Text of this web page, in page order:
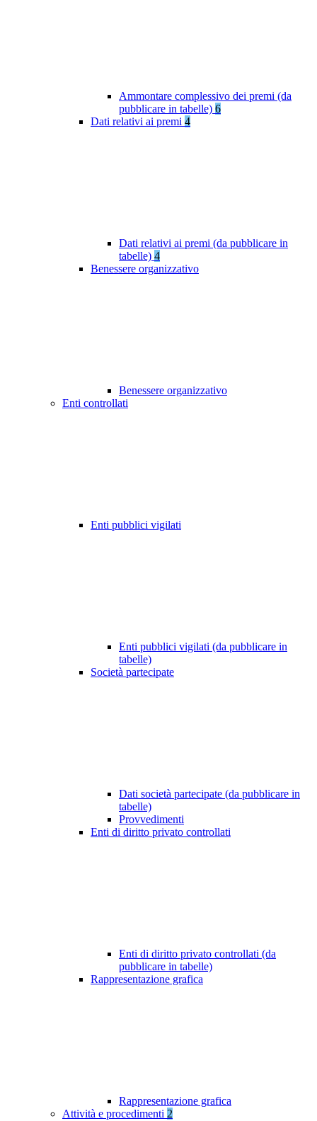
Ammontare complessivo dei premi (da
pubblicare in tabelle) 6
Dati relativi ai premi 4
Dati relativi ai premi (da pubblicare in
tabelle) 4
Benessere organizzativo
Benessere organizzativo
Enti controllati
Enti pubblici vigilati
Enti pubblici vigilati (da pubblicare in
tabelle)
Società partecipate
Dati società partecipate (da pubblicare in
tabelle)
Provvedimenti
Enti di diritto privato controllati
Enti di diritto privato controllati (da
pubblicare in tabelle)
Rappresentazione grafica
Rappresentazione grafica
Attività e procedimenti 2